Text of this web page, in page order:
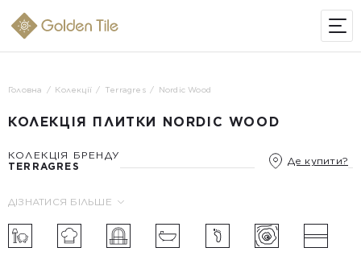
Головна Колекції Terragres Nordic Wood
КОЛЕКЦІЯ ПЛИТКИ NORDIC WOOD
КОЛЕКЦІЯ БРЕНДУ
TERRAGRES
Де купити?
ДІЗНАТИСЯ БІЛЬШЕ